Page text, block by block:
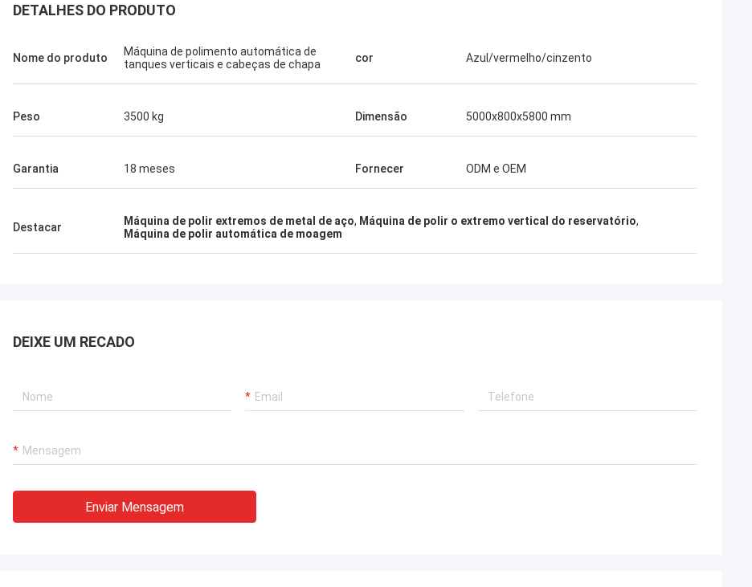
DETALHES DO PRODUTO
Nome do produto
Máquina de polimento automática de
tanques verticais e cabeças de chapa
cor Azul/vermelho/cinzento
Peso 3500 kg Dimensão 5000x800x5800 mm
Garantia 18 meses Fornecer ODM e OEM
Destacar Máquina de polir extremos de metal de aço, Máquina de polir o extremo vertical do reservatório,
Máquina de polir automática de moagem
DEIXE UM RECADO
Enviar Mensagem